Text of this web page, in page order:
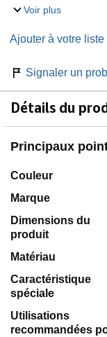
Voir plus
Ajouter à votre liste
Signaler un
Détails du
Principaux
Couleur
Marque
Dimensions du
produit
Matériau
Caractéristique
spéciale
Utilisations
recommandées